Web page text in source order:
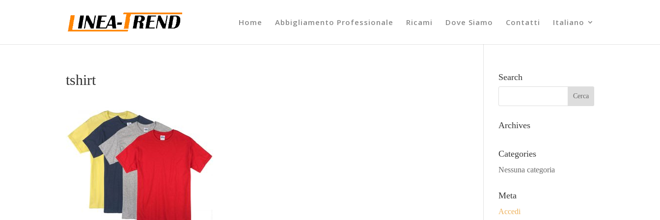
Home Abbigliamento Professionale Ricami Dove Siamo Contatti Italiano
tshirt Search
Archives
Categories
Nessuna categoria
Meta
Accedi